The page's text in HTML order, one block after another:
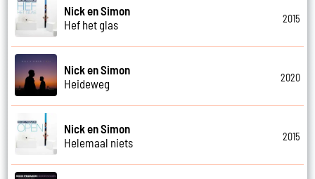
Nick en Simon
Hef het glas
2015
Nick en Simon
Heideweg
2020
Nick en Simon
Helemaal niets
2015